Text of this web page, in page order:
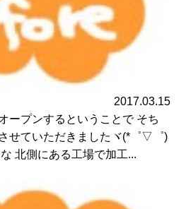
2017.03.15
ープンするということで そち
せていただきましたヾ(*゜▽゜)
北側にある工場で加工...